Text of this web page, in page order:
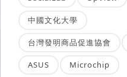
中國文化大學
台灣發明商品促進協會
ASUS Microchip